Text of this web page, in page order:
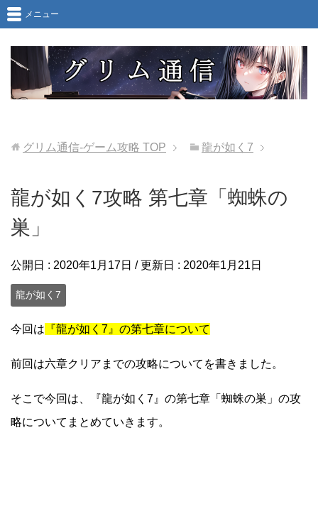
メニュー
グリム通信-ゲーム攻略 TOP 龍が如く7
龍が如く7攻略 第七章「蜘蛛の
巣」
公開日 : 2020年1月17日 / 更新日 : 2020年1月21日
龍が如く7
今回は 『龍が如く7』の第七章について
前回は六章クリアまでの攻略についてを書きました。
そこで今回は、『龍が如く7』の第七章「蜘蛛の巣」の攻
略についてまとめていきます。